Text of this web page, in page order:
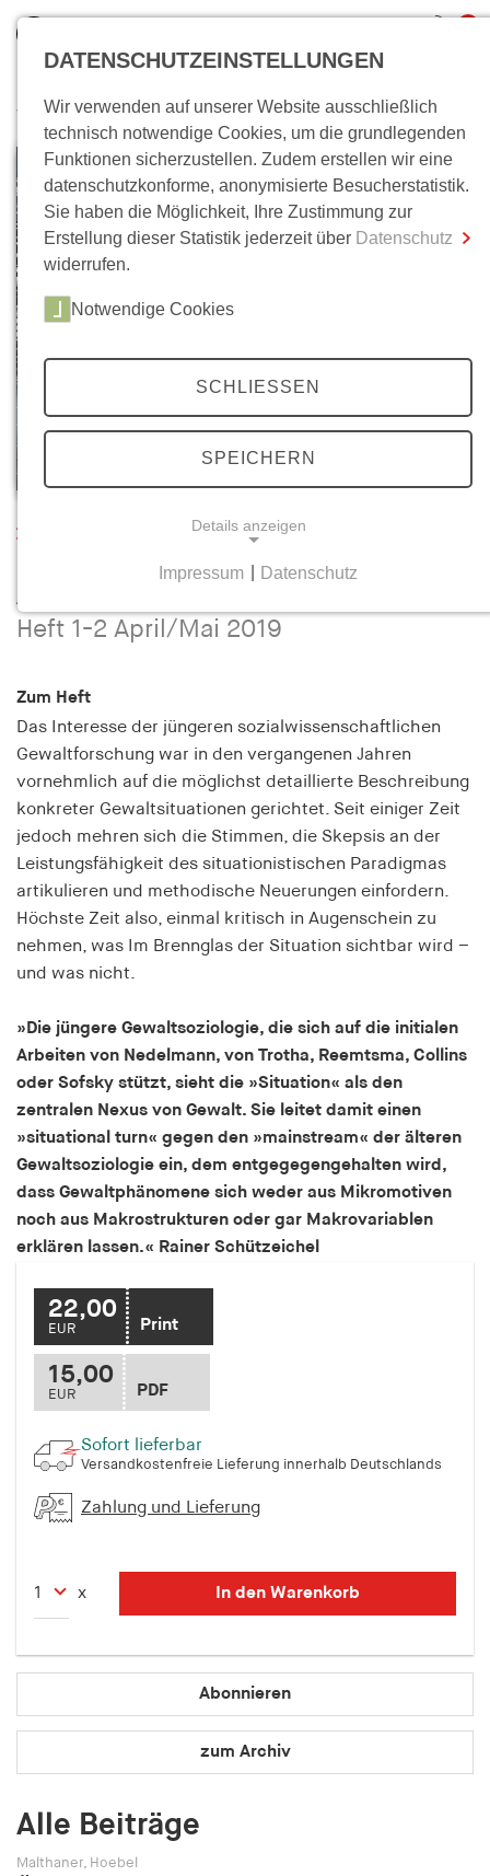
inkl. MwSt.
0,00 €
Zum Warenkorb Zur Kasse
Wo bin ich?
Im Brennglas der Situation. Neue
Ansätze in der Gewaltsoziologie
Heft 1-2 April/Mai 2019
Zum Heft
Das Interesse der jüngeren sozialwissenschaftlichen
Gewaltforschung war in den vergangenen Jahren
vornehmlich auf die möglichst detaillierte Beschreibung
konkreter Gewaltsituationen gerichtet. Seit einiger Zeit
jedoch mehren sich die Stimmen, die Skepsis an der
Leistungsfähigkeit des situationistischen Paradigmas
artikulieren und methodische Neuerungen einfordern.
Höchste Zeit also, einmal kritisch in Augenschein zu
nehmen, was Im Brennglas der Situation sichtbar wird –
und was nicht.
»Die jüngere Gewaltsoziologie, die sich auf die initialen
Arbeiten von Nedelmann, von Trotha, Reemtsma, Collins
oder Sofsky stützt, sieht die »Situation« als den
zentralen Nexus von Gewalt. Sie leitet damit einen
»situational turn« gegen den »mainstream« der älteren
Gewaltsoziologie ein, dem entgegegengehalten wird,
dass Gewaltphänomene sich weder aus Mikromotiven
noch aus Makrostrukturen oder gar Makrovariablen
erklären lassen.« Rainer Schützeichel
22,00
EUR Print
15,00
EUR PDF
Sofort lieferbar
Versandkostenfreie Lieferung innerhalb Deutschlands
Zahlung und Lieferung
x In den Warenkorb
Abonnieren
zum Archiv
Alle Beiträge
Malthaner, Hoebel
DATENSCHUTZEINSTELLUNGEN
Wir verwenden auf unserer Website ausschließlich
technisch notwendige Cookies, um die grundlegenden
Funktionen sicherzustellen. Zudem erstellen wir eine
datenschutzkonforme, anonymisierte Besucherstatistik.
Sie haben die Möglichkeit, Ihre Zustimmung zur
Erstellung dieser Statistik jederzeit über Datenschutz
widerrufen.
Notwendige Cookies
SCHLIESSEN
SPEICHERN
Details anzeigen
Notwendige Cookies helfen dabei, eine Webseite
nutzbar zu machen, indem sie Grundfunktionen
Bereiche der Webseite ermöglichen. Die Webseite
kann ohne diese Cookies nicht richtig
funktionieren.
cookie_consent
cookie_consent
Anbieter:
hamburger-edition.de
Zweck:
für Cookies auf der aktuellen Domäne.
1 Jahr
fe_typo_user
Name:
fe_typo_user
hamburger-edition.de
Cookie Laufzeit:
Sitzung
fonts_loaded
Name:
Cookie Laufzeit:
Impressum Datenschutz